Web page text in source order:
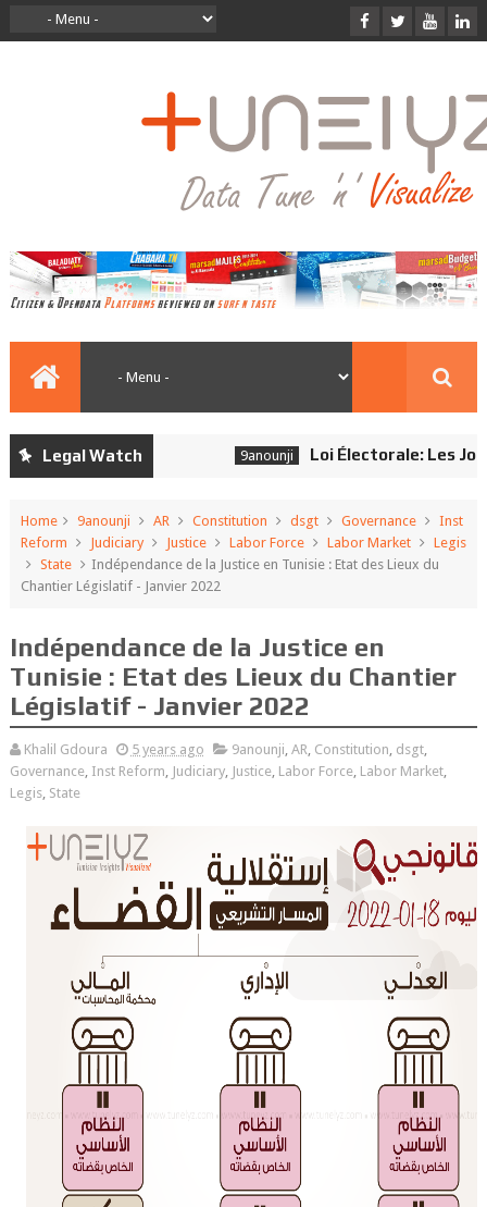
Legal Watch 9anounji Loi Électorale: Les
Home 9anounji AR Constitution dsgt Governance
Inst
Reform
Judiciary Justice Labor Force Labor Market
Legis
State
Indépendance de la Justice en Tunisie : Etat des Lieux du
Chantier Législatif - Janvier 2022
Indépendance de la Justice en
Tunisie : Etat des Lieux du Chantier
Législatif - Janvier 2022
Khalil Gdoura 5 years ago 9anounji, AR, Constitution, dsgt,
Governance, Inst Reform, Judiciary, Justice, Labor Force, Labor Market,
Legis, State